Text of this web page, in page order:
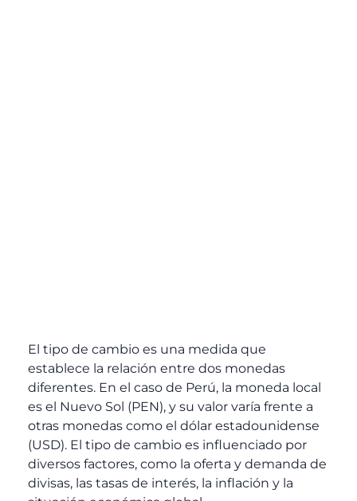
El tipo de cambio es una medida que
establece la relación entre dos monedas
diferentes. En el caso de Perú, la moneda local
es el Nuevo Sol (PEN), y su valor varía frente a
otras monedas como el dólar estadounidense
(USD). El tipo de cambio es influenciado por
diversos factores, como la oferta y demanda de
divisas, las tasas de interés, la inflación y la